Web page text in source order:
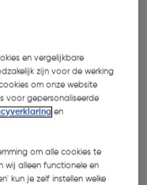
en vergelijkbare
zijn voor de werking
om onze website
voor gepersonaliseerde
en
om alle cookies te
wij alleen functionele en
kun je zelf instellen welke